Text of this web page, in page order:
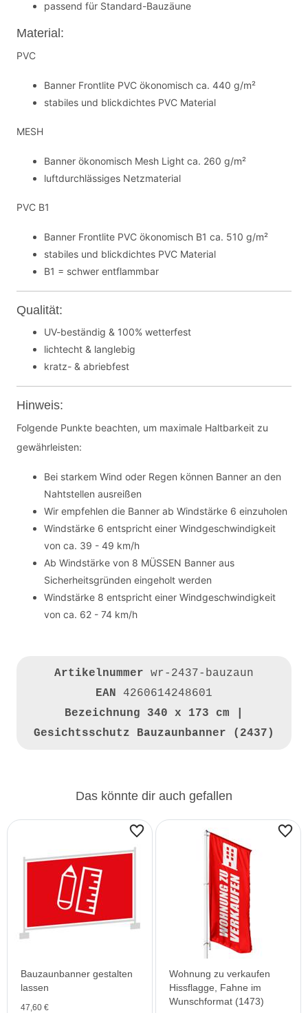
passend für Standard-Bauzäune
Material:
PVC
Banner Frontlite PVC ökonomisch ca. 440 g/m²
stabiles und blickdichtes PVC Material
MESH
Banner ökonomisch Mesh Light ca. 260 g/m²
luftdurchlässiges Netzmaterial
PVC B1
Banner Frontlite PVC ökonomisch B1 ca. 510 g/m²
stabiles und blickdichtes PVC Material
B1 = schwer entflammbar
Qualität:
UV-beständig & 100% wetterfest
lichtecht & langlebig
kratz- & abriebfest
Hinweis:
Folgende Punkte beachten, um maximale Haltbarkeit zu
gewährleisten:
Bei starkem Wind oder Regen können Banner an den
Nahtstellen ausreißen
Wir empfehlen die Banner ab Windstärke 6 einzuholen
Windstärke 6 entspricht einer Windgeschwindigkeit
von ca. 39 - 49 km/h
Ab Windstärke von 8 MÜSSEN Banner aus
Sicherheitsgründen eingeholt werden
Windstärke 8 entspricht einer Windgeschwindigkeit
von ca. 62 - 74 km/h
Artikelnummer wr-2437-bauzaun
EAN 4260614248601
Bezeichnung 340 x 173 cm |
Gesichtsschutz Bauzaunbanner (2437)
Das könnte dir auch gefallen
Bauzaunbanner gestalten
lassen
47,60 €
Wohnung zu verkaufen
Hissflagge, Fahne im
Wunschformat (1473)